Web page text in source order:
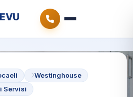
Westinghouse
Servisi